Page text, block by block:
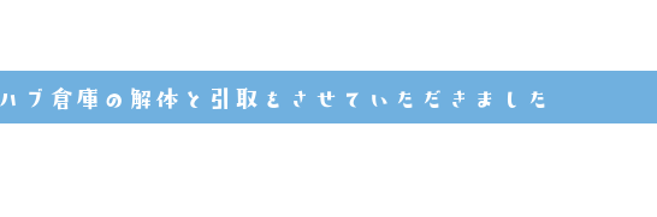
ブ倉庫の解体と引取をさせていただきました